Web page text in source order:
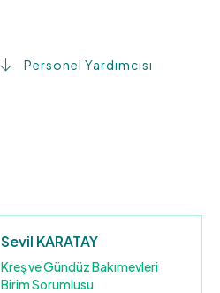
Personel Yardımcısı
Sevil KARATAY
Kreş ve Gündüz Bakımevleri
Birim Sorumlusu